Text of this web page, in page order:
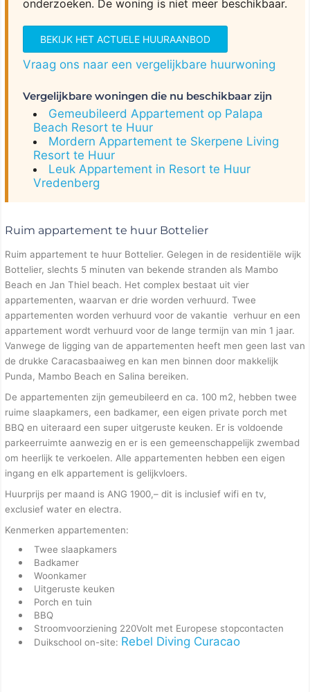
onderzoeken. De woning is niet meer beschikbaar.
BEKIJK HET ACTUELE HUURAANBOD
Vraag ons naar een vergelijkbare huurwoning
Vergelijkbare woningen die nu beschikbaar zijn
Gemeubileerd Appartement op Palapa
Beach Resort te Huur
Mordern Appartement te Skerpene Living
Resort te Huur
Leuk Appartement in Resort te Huur
Vredenberg
Ruim appartement te huur Bottelier
Ruim appartement te huur Bottelier. Gelegen in de residentiële wijk
Bottelier, slechts 5 minuten van bekende stranden als Mambo
Beach en Jan Thiel beach. Het complex bestaat uit vier
appartementen, waarvan er drie worden verhuurd. Twee
appartementen worden verhuurd voor de vakantie verhuur en een
appartement wordt verhuurd voor de lange termijn van min 1 jaar.
Vanwege de ligging van de appartementen heeft men geen last van
de drukke Caracasbaaiweg en kan men binnen door makkelijk
Punda, Mambo Beach en Salina bereiken.
De appartementen zijn gemeubileerd en ca. 100 m2, hebben twee
ruime slaapkamers, een badkamer, een eigen private porch met
BBQ en uiteraard een super uitgeruste keuken. Er is voldoende
parkeerruimte aanwezig en er is een gemeenschappelijk zwembad
om heerlijk te verkoelen. Alle appartementen hebben een eigen
ingang en elk appartement is gelijkvloers.
Huurprijs per maand is ANG 1900,– dit is inclusief wifi en tv,
exclusief water en electra.
Kenmerken appartementen:
Twee slaapkamers
Badkamer
Woonkamer
Uitgeruste keuken
Porch en tuin
BBQ
Stroomvoorziening 220Volt met Europese stopcontacten
Duikschool on-site: Rebel Diving Curacao